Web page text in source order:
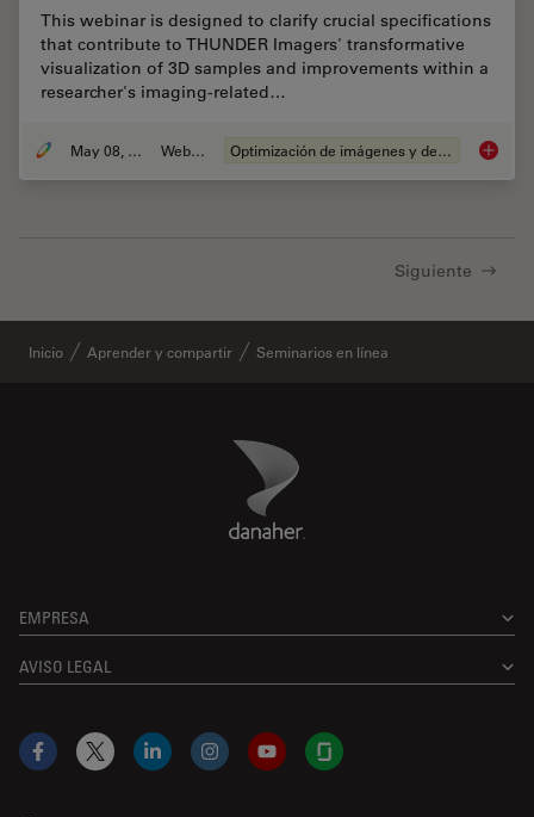
This webinar is designed to clarify crucial specifications
that contribute to THUNDER Imagers' transformative
visualization of 3D samples and improvements within a
researcher's imaging-related…
May 08, 2020 Webinar Optimización de imágenes y deconvolución
Siguiente
Inicio Aprender y compartir Seminarios en línea
Danaher Logo
EMPRESA
AVISO LEGAL
Facebook
X LinkedInInstagramYouTubeGlassdoor